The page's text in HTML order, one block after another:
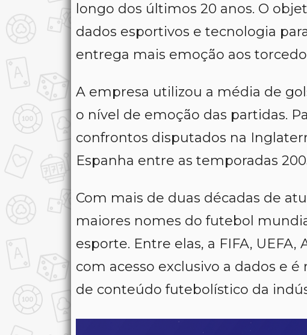
longo dos últimos 20 anos. O
dados esportivos e tecnologia
entrega mais emoção aos
A empresa utilizou a média de
o nível de emoção das partidas.
confrontos disputados na
Espanha entre as temporadas
Com mais de duas décadas de
maiores nomes do futebol
esporte. Entre elas, a FIFA, UEFA,
com acesso exclusivo a dados e
de conteúdo futebolístico da